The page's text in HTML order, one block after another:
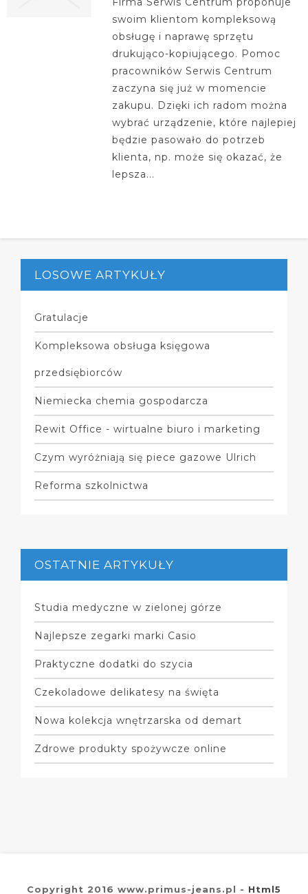
swoim klientom kompleksową
obsługę i naprawę sprzętu
drukująco-kopiującego. Pomoc
pracowników Serwis Centrum
zaczyna się już w momencie
zakupu. Dzięki ich radom można
wybrać urządzenie, które najlepiej
będzie pasowało do potrzeb
klienta, np. może się okazać, że
lepsza...
LOSOWE ARTYKUŁY
Gratulacje
Kompleksowa obsługa księgowa
przedsiębiorców
Niemiecka chemia gospodarcza
Rewit Office - wirtualne biuro i marketing
Czym wyróżniają się piece gazowe Ulrich
Reforma szkolnictwa
OSTATNIE ARTYKUŁY
Studia medyczne w zielonej górze
Najlepsze zegarki marki Casio
Praktyczne dodatki do szycia
Czekoladowe delikatesy na święta
Nowa kolekcja wnętrzarska od demart
Zdrowe produkty spożywcze online
Copyright 2016 www.primus-jeans.pl - Html5